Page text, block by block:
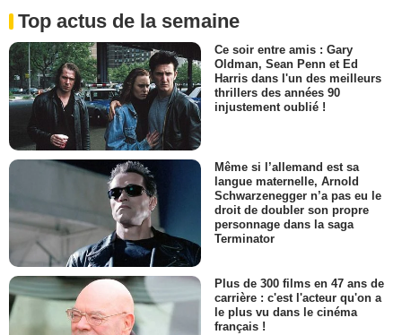
Top actus de la semaine
Ce soir entre amis : Gary
Oldman, Sean Penn et Ed
Harris dans l'un des meilleurs
thrillers des années 90
injustement oublié !
Même si l’allemand est sa
langue maternelle, Arnold
Schwarzenegger n’a pas eu le
droit de doubler son propre
personnage dans la saga
Terminator
Plus de 300 films en 47 ans de
carrière : c'est l'acteur qu'on a
le plus vu dans le cinéma
français !